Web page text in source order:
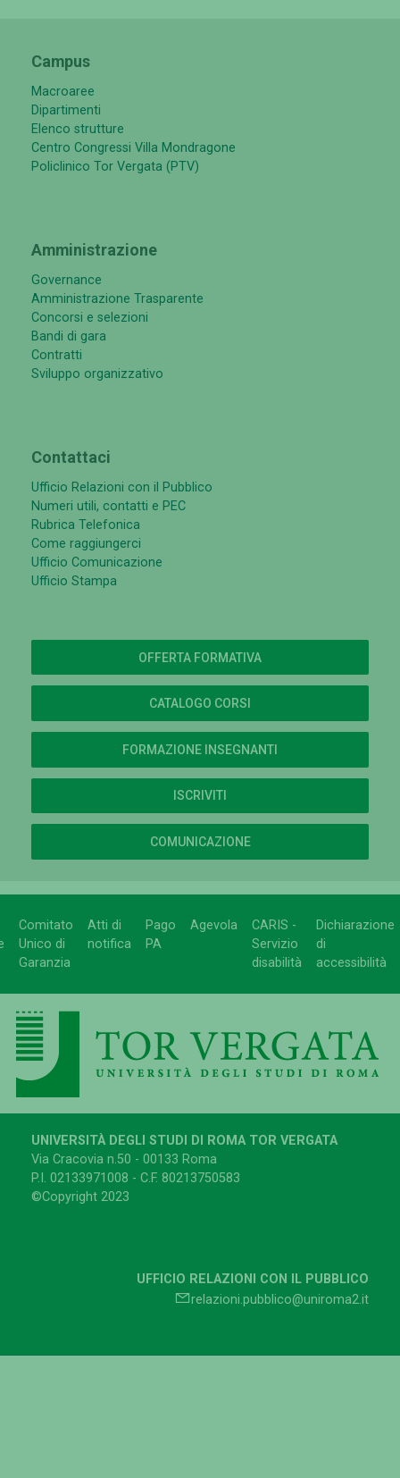
Campus
Macroaree
Dipartimenti
Elenco strutture
Centro Congressi Villa Mondragone
Policlinico Tor Vergata (PTV)
Amministrazione
Governance
Amministrazione Trasparente
Concorsi e selezioni
Bandi di gara
Contratti
Sviluppo organizzativo
Contattaci
Ufficio Relazioni con il Pubblico
Numeri utili, contatti e PEC
Rubrica Telefonica
Come raggiungerci
Ufficio Comunicazione
Ufficio Stampa
OFFERTA FORMATIVA
CATALOGO CORSI
FORMAZIONE INSEGNANTI
ISCRIVITI
COMUNICAZIONE
Comitato
Unico di
Garanzia
Atti di
notifica
Pago
PA
Agevola
CARIS -
Servizio
disabilità
Dichiarazione
di
accessibilità
UNIVERSITÀ DEGLI STUDI DI ROMA TOR VERGATA
Via Cracovia n.50 - 00133 Roma
P.I. 02133971008 - C.F. 80213750583
©Copyright 2023
UFFICIO RELAZIONI CON IL PUBBLICO
relazioni.pubblico@uniroma2.it